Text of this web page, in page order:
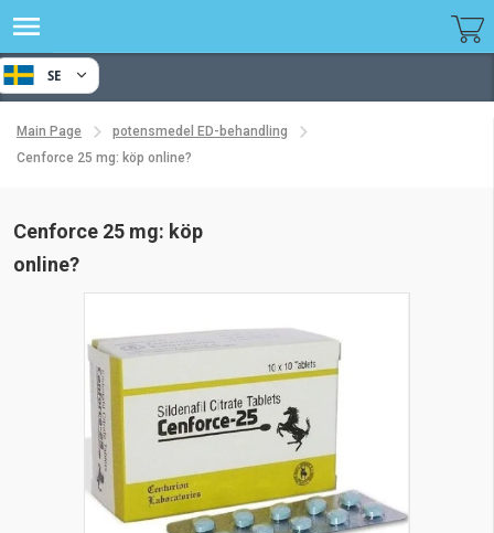
SE
Main Page
potensmedel ED-behandling
Cenforce 25 mg: köp online?
Cenforce 25 mg: köp
online?